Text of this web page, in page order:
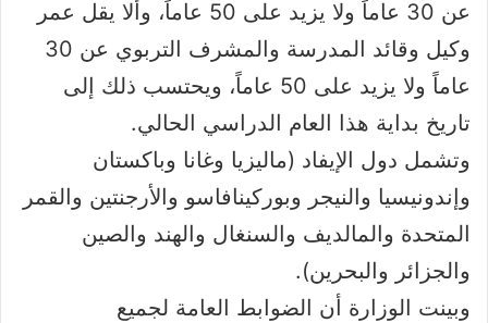
عن 30 عاماً ولا يزيد على 50 عاماً، وألا يقل عمر
وكيل وقائد المدرسة والمشرف التربوي عن 30
عاماً ولا يزيد على 50 عاماً، ويحتسب ذلك إلى
تاريخ بداية هذا العام الدراسي الحالي.
وتشمل دول الإيفاد (ماليزيا وغانا وباكستان
وإندونيسيا والنيجر وبوركينافاسو والأرجنتين والقمر
المتحدة والمالديف والسنغال والهند والصين
والجزائر والبحرين).
وبينت الوزارة أن الضوابط العامة لجميع